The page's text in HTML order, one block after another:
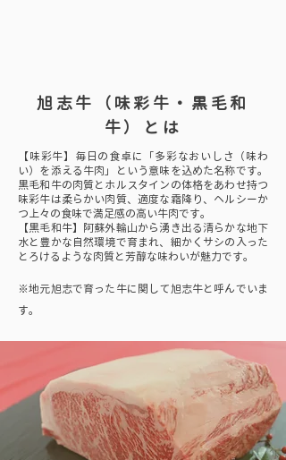
旭志牛（味彩牛・黒毛和
牛）とは
【味彩牛】毎日の食卓に「多彩なおいしさ（味わ
い）を添える牛肉」という意味を込めた名称です。
黒毛和牛の肉質とホルスタインの体格をあわせ持つ
味彩牛は柔らかい肉質、適度な霜降り、ヘルシーか
つ上々の食味で満足感の高い牛肉です。
【黒毛和牛】阿蘇外輪山から湧き出る清らかな地下
水と豊かな自然環境で育まれ、細かくサシの入った
とろけるような肉質と芳醇な味わいが魅力です。
※地元旭志で育った牛に関して旭志牛と呼んでいま
す。